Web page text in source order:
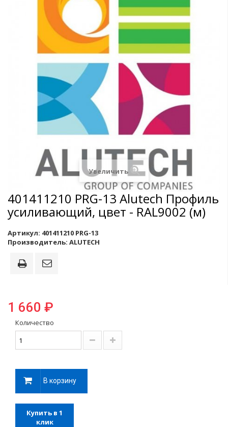
Увеличить
401411210 PRG-13 Alutech Профиль
усиливающий, цвет - RAL9002 (м)
Артикул: 401411210 PRG-13
Производитель: ALUTECH
1 660 ₽
Количество
В корзину
Купить в 1
клик